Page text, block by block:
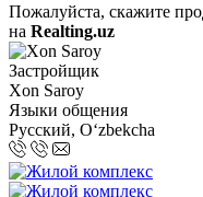
Пожалуйста, скажите
на Realting.uz
Застройщик
Xon Saroy
Языки общения
Русский, Oʻzbekcha